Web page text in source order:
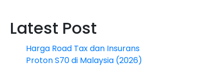
Latest Post
Harga Road Tax dan Insurans
Proton S70 di Malaysia (2026)